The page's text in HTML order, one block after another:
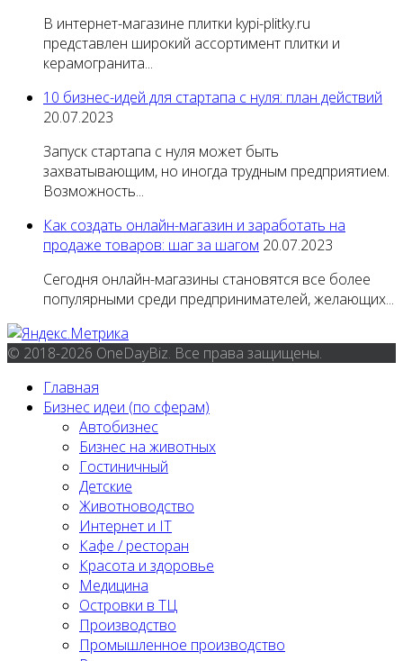
В интернет-магазине плитки kypi-plitky.ru
представлен широкий ассортимент плитки и
керамогранита...
10 бизнес-идей для стартапа с нуля: план действий
20.07.2023
Запуск стартапа с нуля может быть
захватывающим, но иногда трудным предприятием.
Возможность...
Как создать онлайн-магазин и заработать на
продаже товаров: шаг за шагом 20.07.2023
Сегодня онлайн-магазины становятся все более
популярными среди предпринимателей, желающих...
© 2018-2026 OneDayBiz. Все права защищены.
Главная
Бизнес идеи (по сферам)
Автобизнес
Бизнес на животных
Гостиничный
Детские
Животноводство
Интернет и IT
Кафе / ресторан
Красота и здоровье
Медицина
Островки в ТЦ
Производство
Промышленное производство